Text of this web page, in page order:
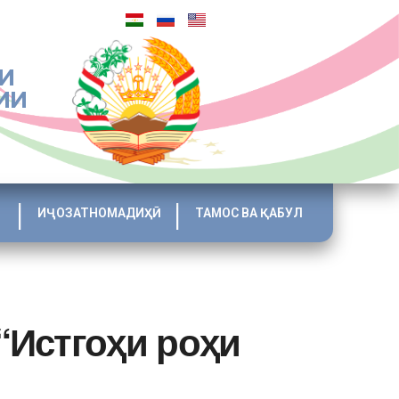
ИҶОЗАТНОМАДИҲӢ ТАМОС ВА ҚАБУЛ
роҳи